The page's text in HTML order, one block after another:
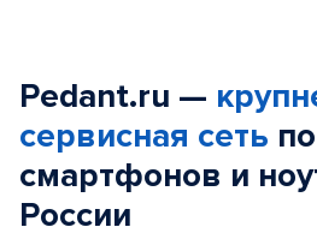
Pedant.ru —
сервисная сеть
смартфонов и
России